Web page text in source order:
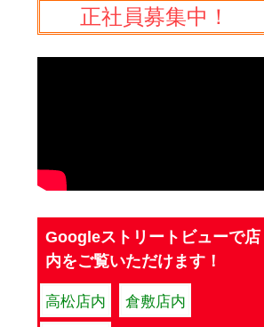
正社員募集中！
Googleストリートビューで店
内をご覧いただけます！
高松店内
倉敷店内